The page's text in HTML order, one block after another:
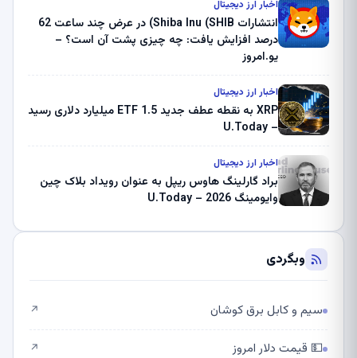
اخبار ارز دیجیتال
انتشارات Shiba Inu (SHIB) در عرض چند ساعت 62
درصد افزایش یافت: چه چیزی پشت آن است؟ –
یو.امروز
اخبار ارز دیجیتال
XRP به نقطه عطف جدید ETF 1.5 میلیارد دلاری رسید
– U.Today
اخبار ارز دیجیتال
براد گارلینگ هاوس ریپل به عنوان رویداد بلاک چین
وایومینگ 2026 – U.Today
وبگردی
سیم و کابل برق کوشان ↗
💵 قیمت دلار امروز ↗